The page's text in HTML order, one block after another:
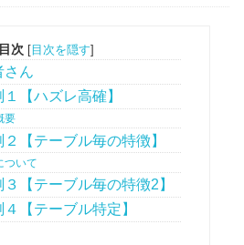
次 [目次を隠す]
さん
【ハズレ高確】
要
【テーブル毎の特徴】
ついて
【テーブル毎の特徴2】
【テーブル特定】